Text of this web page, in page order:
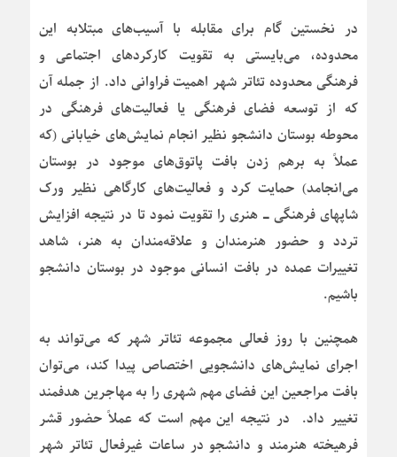
در نخستین گام برای مقابله با آسیب‌های مبتلابه این
محدوده، می‌بایستی به تقویت کارکردهای اجتماعی و
فرهنگی محدوده تئاتر شهر اهمیت فراوانی داد. از جمله آن
که از توسعه فضای فرهنگی یا فعالیت‌های فرهنگی در
محوطه بوستان دانشجو نظیر انجام نمایش‌های خیابانی (که
عملاً به برهم زدن بافت پاتوق‌های موجود در بوستان
می‌انجامد) حمایت کرد و فعالیت‌های کارگاهی نظیر ورک
شاپ‎های فرهنگی ـ هنری را تقویت نمود تا در نتیجه افزایش
تردد و حضور هنرمندان و علاقه‌مندان به هنر، شاهد
تغییرات عمده در بافت انسانی موجود در بوستان دانشجو
باشیم.
همچنین با روز فعالی مجموعه تئاتر شهر که می‌تواند به
اجرای نمایش‌های دانشجویی اختصاص پیدا کند، می‌توان
بافت مراجعین این فضای مهم شهری را به مهاجرین هدفمند
تغییر داد. در نتیجه این مهم است که عملاً حضور قشر
فرهیخته هنرمند و دانشجو در ساعات غیرفعال تئاتر شهر